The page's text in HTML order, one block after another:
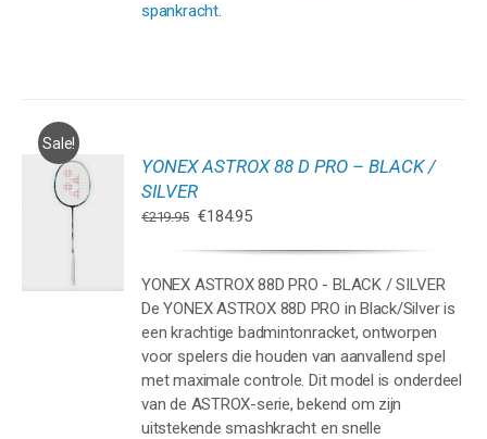
spankracht.
Sale!
YONEX ASTROX 88 D PRO – BLACK /
SILVER
€219.95 Oorspronkelijke
€219.95.
€184.95Huidige
€184.95.
YONEX ASTROX 88D PRO - BLACK / SILVER
De YONEX ASTROX 88D PRO in Black/Silver is
een krachtige badmintonracket, ontworpen
voor spelers die houden van aanvallend spel
met maximale controle. Dit model is onderdeel
van de ASTROX-serie, bekend om zijn
uitstekende smashkracht en snelle